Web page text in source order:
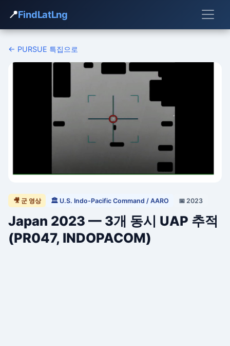
📍FindLatLng
← PURSUE 특집으로
🎥 군 영상 🏛 U.S. Indo-Pacific Command / AARO 📅 2023
Japan 2023 — 3개 동시 UAP 추적
(PR047, INDOPACOM)